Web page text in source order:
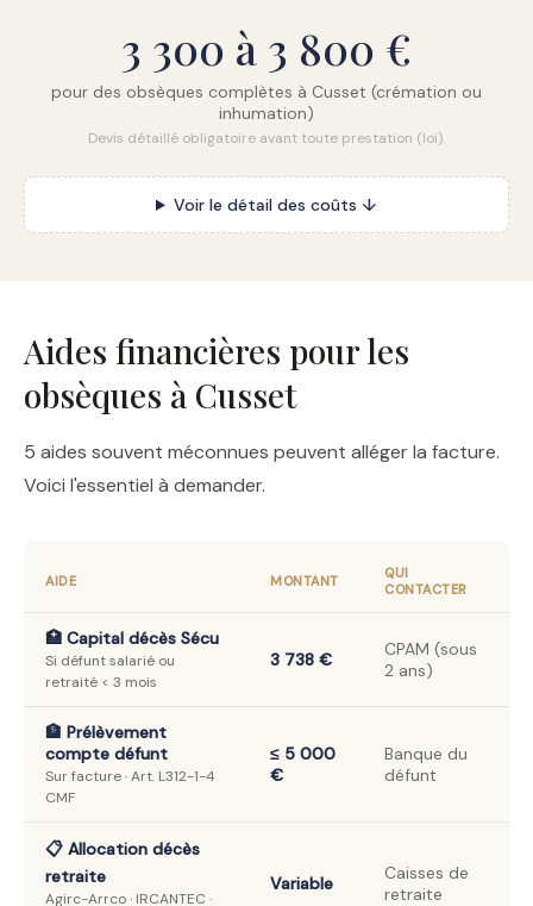
3 300 à 3 800 €
pour des obsèques complètes à Cusset (crémation ou
inhumation)
Devis détaillé obligatoire avant toute prestation (loi).
Voir le détail des coûts ↓
Aides financières pour les
obsèques à Cusset
5 aides souvent méconnues peuvent alléger la facture.
Voici l'essentiel à demander.
AIDE MONTANT
QUI
CONTACTER
🏥 Capital décès Sécu
Si défunt salarié ou
retraité < 3 mois
3 738 €
CPAM (sous
2 ans)
🏦 Prélèvement
compte défunt
Sur facture · Art. L312-1-4
CMF
≤ 5 000
€
Banque du
défunt
📋 Allocation décès
retraite
Agirc-Arrco · IRCANTEC ·
Variable
Caisses de
retraite